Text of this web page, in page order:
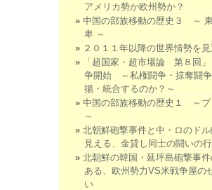
アメリカ勢か欧州勢か？
中国の部族移動の歴史３ ～
卑 ～
２０１１年以降の世界情勢を
「超国家・超市場論 第８回
争開始 ～私権闘争・掠奪闘
揚・統合するのか？～
中国の部族移動の歴史１ ～プ
～
北朝鮮砲撃事件と中・ロのドル
見える、金貸し同士の闘いの
北朝鮮の韓国・延坪島砲撃事件
ある、欧州勢力VS米戦争屋の
い